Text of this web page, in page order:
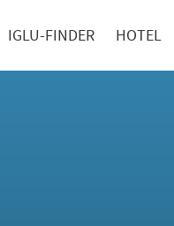
IGLU-FINDER HOTEL